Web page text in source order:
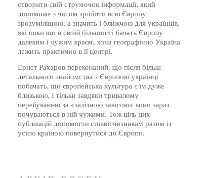
створити свій струмочок інформації, який
допоможе з часом зробити всю Європу
зрозумілішою, а значить і ближчою для українців,
які поки що в своїй більшості бачать Європу
далеким і чужим краєм, хоча географічно Україна
лежить практично в її центрі.
Ернст Рахаров переконаний, що після більш
детального знайомства з Європою українці
побачать, що європейська культура є їм дуже
близькою, і тільки завдяки тривалому
перебуванню за «залізною завісою» вони зараз
почуваються в ній чужими. Тож ціль цих
публікацій допомогти співвітчизникам разом із
усією країною повернутися до Європи.